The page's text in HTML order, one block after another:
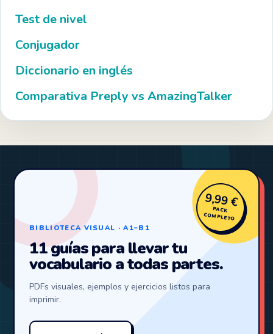
Test de nivel
Conjugador
Diccionario en inglés
Comparativa Preply vs AmazingTalker
BIBLIOTECA VISUAL · A1–B1
11 guías para llevar tu
vocabulario a todas partes.
PDFs visuales, ejemplos y ejercicios listos para
imprimir.
9,99 €
PACK
COMPLETO